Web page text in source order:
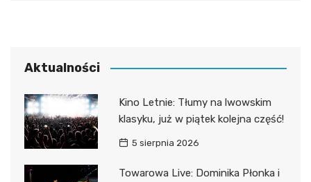
Aktualności
Kino Letnie: Tłumy na lwowskim
klasyku, już w piątek kolejna część!
5 sierpnia 2026
Towarowa Live: Dominika Płonka i